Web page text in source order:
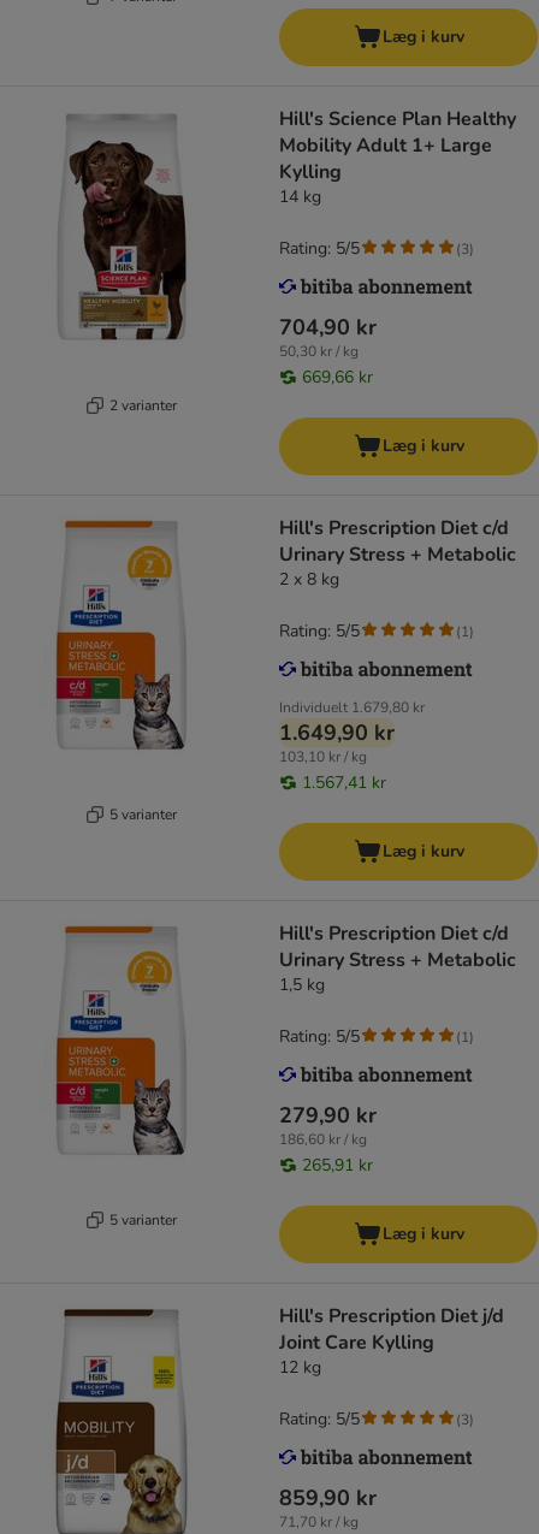
Læg i kurv
2 varianter
Hill's Science Plan Healthy
Mobility Adult 1+ Large
Kylling
14 kg
704,90 kr
50,30 kr / kg
669,66 kr
Rating: 5/5 (3)
Læg i kurv
5 varianter
Hill's Prescription Diet c/d
Urinary Stress + Metabolic
2 x 8 kg
Individuelt 1.679,80 kr
1.649,90 kr
103,10 kr / kg
1.567,41 kr
Rating: 5/5 (1)
Læg i kurv
5 varianter
Hill's Prescription Diet c/d
Urinary Stress + Metabolic
1,5 kg
279,90 kr
186,60 kr / kg
265,91 kr
Rating: 5/5 (1)
Læg i kurv
Hill's Prescription Diet j/d
Joint Care Kylling
12 kg
859,90 kr
71,70 kr / kg
Rating: 5/5 (3)